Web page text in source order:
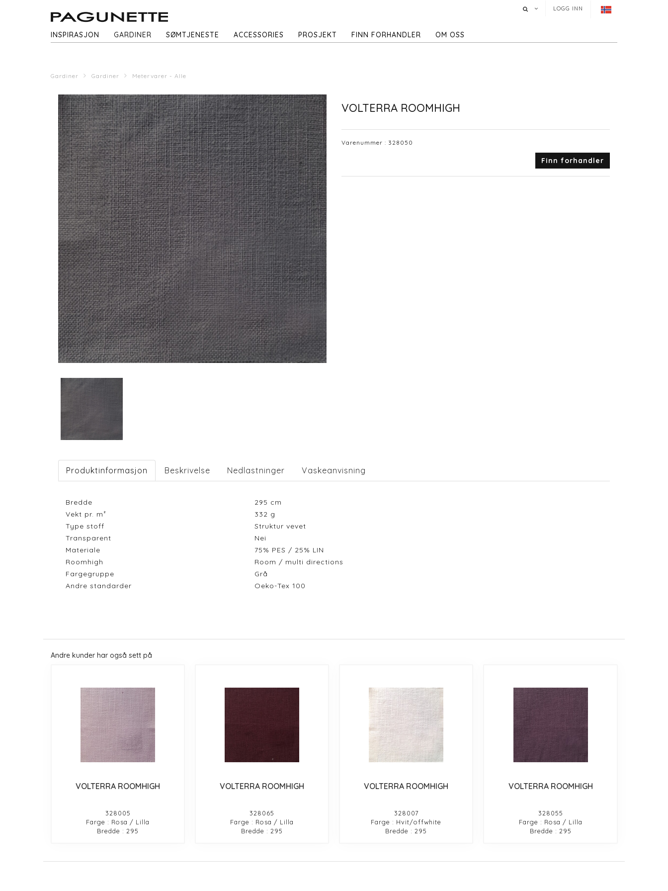
LOGG INN
INSPIRASJON GARDINER SØMTJENESTE ACCESSORIES PROSJEKT FINN FORHANDLER OM OSS
Gardiner Gardiner Metervarer - Alle
VOLTERRA ROOMHIGH
Varenummer : 328050
Finn forhandler
Produktinformasjon Beskrivelse Nedlastninger Vaskeanvisning
Bredde 295 cm
Vekt pr. m²
332 g
Type stoff
Struktur vevet
Transparent
Nei
Materiale
75% PES / 25% LIN
Roomhigh
Room / multi directions
Fargegruppe
Grå
Andre standarder
Oeko-Tex 100
Andre kunder har også sett på
VOLTERRA ROOMHIGH
328005
Farge : Rosa / Lilla
Bredde : 295
VOLTERRA ROOMHIGH
328065
Farge : Rosa / Lilla
Bredde : 295
VOLTERRA ROOMHIGH
328007
Farge : Hvit/offwhite
Bredde : 295
VOLTERRA ROOMHIGH
328055
Farge : Rosa / Lilla
Bredde : 295